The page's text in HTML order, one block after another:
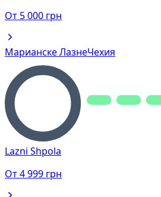
От 5 000 грн
Марианске ЛазнеЧехия
Lazni Shpola
От4 999 грн